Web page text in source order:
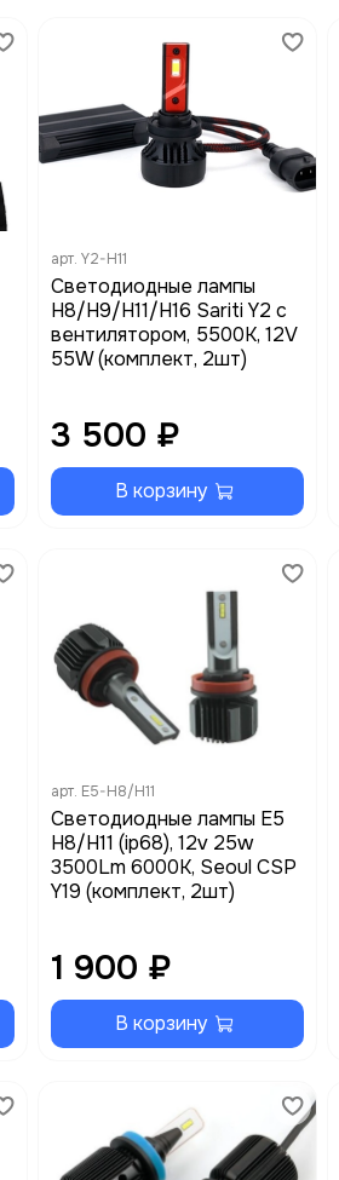
арт. Y2-H11
Светодиодные лампы
H8/H9/H11/H16 Sariti Y2 с
вентилятором, 5500K, 12V
55W (комплект, 2шт)
3 500 ₽
В корзину
арт. E5-H8/H11
Светодиодные лампы E5
H8/H11 (ip68), 12v 25w
3500Lm 6000K, Seoul CSP
Y19 (комплект, 2шт)
1 900 ₽
В корзину